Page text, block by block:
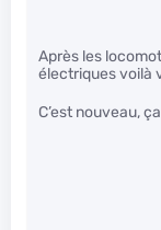
Après les
électriques voilà
C’est nouveau,